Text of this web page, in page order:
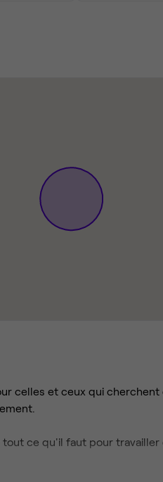
celles et ceux qui
ce qu'il faut pour